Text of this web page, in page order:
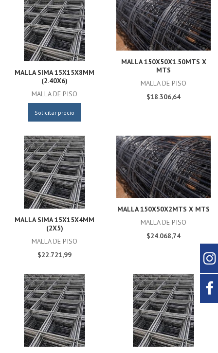
MALLA SIMA 15X15X8MM
(2.40X6)
MALLA DE PISO
Solicitar precio
MALLA 150X50X1.50MTS X
MTS
MALLA DE PISO
$18.306,64
MALLA SIMA 15X15X4MM
(2X5)
MALLA DE PISO
$22.721,99
MALLA 150X50X2MTS X MTS
MALLA DE PISO
$24.068,74